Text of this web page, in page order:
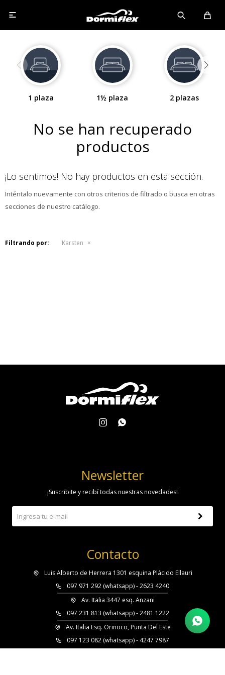

1 plaza 1½ plaza 2 plazas
No se han recuperado
productos
¡Lo sentimos! No hay productos en esta sección.
Inténtalo nuevamente con otros criterios de filtrado o busca en otras
secciones de nuestro catálogo.
Filtrando por: Karsten
 
Contacto
Luis Alberto de Herrera 1301 esquina Plácido Ellauri
097 971 292 (whatsapp) - 2623 4240
Av. Italia 3447 esq. Anzani
097 231 813 (whatsapp) - 2481 1222
Av. Italia Esq. Orinoco, Punta Del Este
097 123 082 (whatsapp) - 4247 7987
Newsletter
¡Suscribite y recibí todas nuestras novedades!